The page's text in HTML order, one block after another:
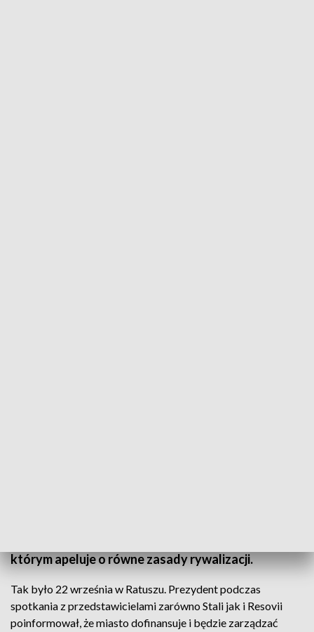
którym apeluje o równe zasady rywalizacji.
Tak było 22 września w Ratuszu. Prezydent podczas
spotkania z przedstawicielami zarówno Stali jak i Resovii
poinformował, że miasto dofinansuje i będzie zarządzać